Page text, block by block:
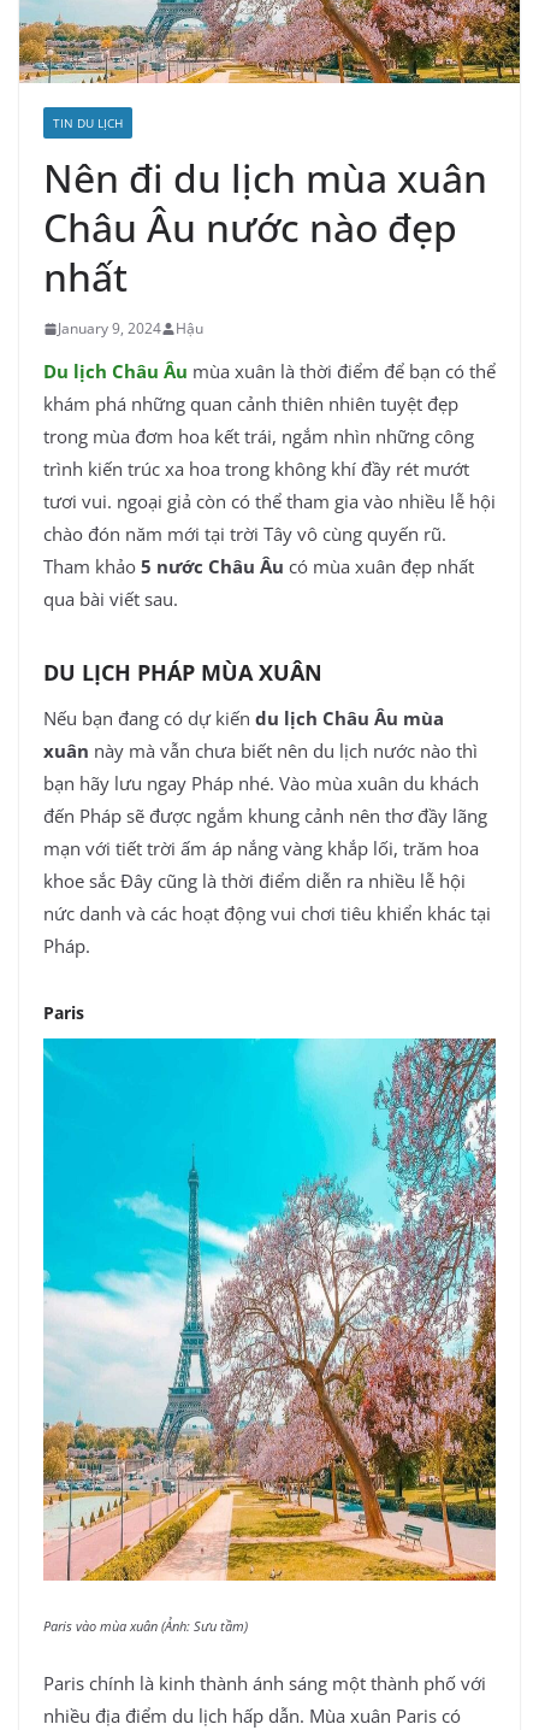
TIN DU LỊCH
Nên đi du lịch mùa xuân
Châu Âu nước nào đẹp
nhất
January 9, 2024 Hậu
Du lịch Châu Âu mùa xuân là thời điểm để bạn có thể
khám phá những quan cảnh thiên nhiên tuyệt đẹp
trong mùa đơm hoa kết trái, ngắm nhìn những công
trình kiến trúc xa hoa trong không khí đầy rét mướt
tươi vui. ngoại giả còn có thể tham gia vào nhiều lễ hội
chào đón năm mới tại trời Tây vô cùng quyến rũ.
Tham khảo 5 nước Châu Âu có mùa xuân đẹp nhất
qua bài viết sau.
DU LỊCH PHÁP MÙA XUÂN
Nếu bạn đang có dự kiến du lịch Châu Âu mùa
xuân này mà vẫn chưa biết nên du lịch nước nào thì
bạn hãy lưu ngay Pháp nhé. Vào mùa xuân du khách
đến Pháp sẽ được ngắm khung cảnh nên thơ đầy lãng
mạn với tiết trời ấm áp nắng vàng khắp lối, trăm hoa
khoe sắc Đây cũng là thời điểm diễn ra nhiều lễ hội
nức danh và các hoạt động vui chơi tiêu khiển khác tại
Pháp.
Paris
Paris vào mùa xuân (Ảnh: Sưu tầm)
Paris chính là kinh thành ánh sáng một thành phố với
nhiều địa điểm du lịch hấp dẫn. Mùa xuân Paris có